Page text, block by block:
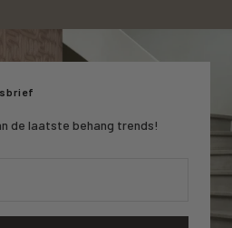
1
2
slide
3
de laatste behang trends!